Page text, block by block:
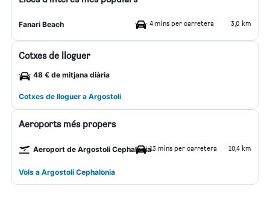
Fanari Beach 4 mins per carretera 3,0 km
Cotxes de lloguer
48 € de mitjana diària
Cotxes de lloguer a Argostoli
Aeroports més propers
Aeroport de Argostoli Cephalonia13 mins per carretera 10,4 km
Vols a Argostoli Cephalonia